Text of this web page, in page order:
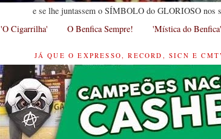
e se lhe juntassem o SÍMBOLO do GLORIOSO
'O Cigarrilha'
O Benfica Sempre! 'Mística do Benfica'
JÁ QUE O EXPRESSO, RECORD, SICN E